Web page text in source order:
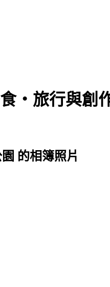
‧旅行與創
的相簿照片